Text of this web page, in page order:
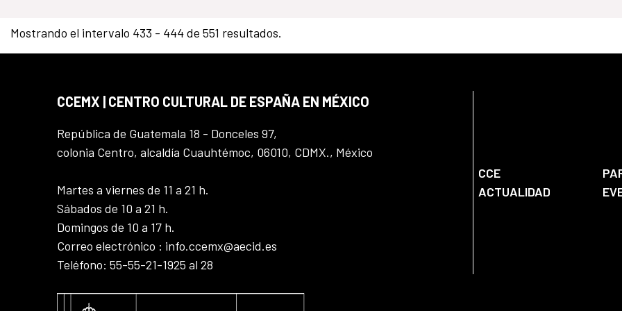
Mostrando el intervalo 433 - 444 de 551 resultados.
CCEMX | CENTRO CULTURAL DE ESPAÑA EN MÉXICO
República de Guatemala 18 - Donceles 97,
colonia Centro, alcaldía Cuauhtémoc, 06010, CDMX., México
Martes a viernes de 11 a 21 h.
Sábados de 10 a 21 h.
Domingos de 10 a 17 h.
Correo electrónico : info.ccemx@aecid.es
Teléfono: 55-55-21-1925 al 28
CCE
ACTUALIDAD